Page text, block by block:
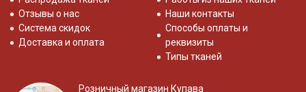
Отзывы о нас
Система скидок
Доставка и оплата
Наши контакты
Способы оплаты и
реквизиты
Типы тканей
Розничный магазин Купава